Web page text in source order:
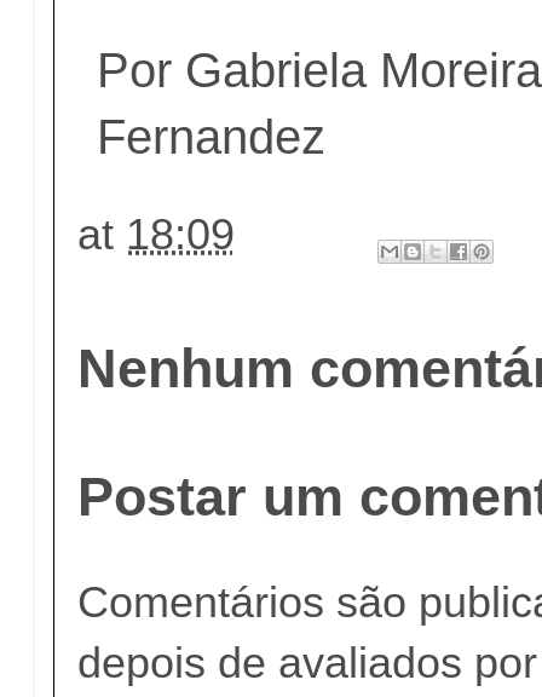
Por Gabriela
Fernandez
at 18:09
Nenhum
Postar um
Comentários são
depois de avaliados